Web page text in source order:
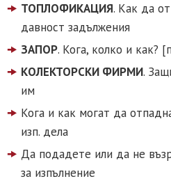
ТОПЛОФИКАЦИЯ. Как да
давност задължения
ЗАПОР. Кога, колко и как?
КОЛЕКТОРСКИ ФИРМИ.
им
Кога и как могат да
изп. дела
Да подадете или да не
за изпълнение